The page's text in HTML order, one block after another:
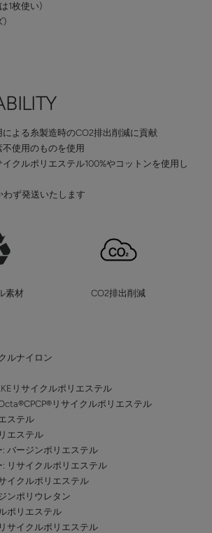
1枚使い)
)
よる糸製造時のCO2排出削減に貢献
使用のものを使用
クルポリエステル100%やコットンを使用し
わず発送いたします
素材 CO2排出削減
ルナイロン
リサイクルポリエステル
リサイクルポリエステル
ステル
エステル
バージンポリエステル
リサイクルポリエステル
イクルポリエステル
ンポリウレタン
ポリエステル
サイクルポリエステル